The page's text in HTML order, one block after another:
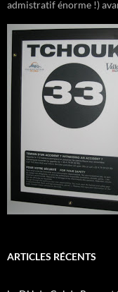
admistratif énorme !)
ARTICLES RÉCENTS